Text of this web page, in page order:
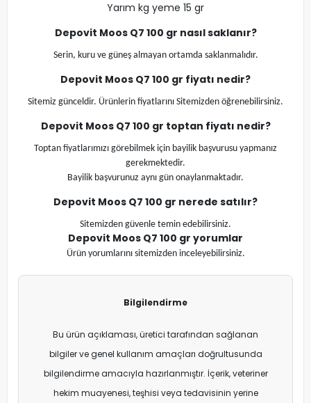
Yarım kg yeme 15 gr
Depovit Moos Q7 100 gr nasıl saklanır?
Serin, kuru ve güneş almayan ortamda saklanmalıdır.
Depovit Moos Q7 100 gr fiyatı nedir?
Sitemiz günceldir. Ürünlerin fiyatlarını Sitemizden öğrenebilirsiniz.
Depovit Moos Q7 100 gr toptan fiyatı nedir?
Toptan fiyatlarımızı görebilmek için bayilik başvurusu yapmanız
gerekmektedir.
Bayilik başvurunuz aynı gün onaylanmaktadır.
Depovit Moos Q7 100 gr nerede satılır?
Sitemizden güvenle temin edebilirsiniz.
Depovit Moos Q7 100 gr yorumlar
Ürün yorumlarını sitemizden inceleyebilirsiniz.
Bilgilendirme
Bu ürün açıklaması, üretici tarafından sağlanan
bilgiler ve genel kullanım amaçları doğrultusunda
bilgilendirme amacıyla hazırlanmıştır. İçerik, veteriner
hekim muayenesi, teşhisi veya tedavisinin yerine